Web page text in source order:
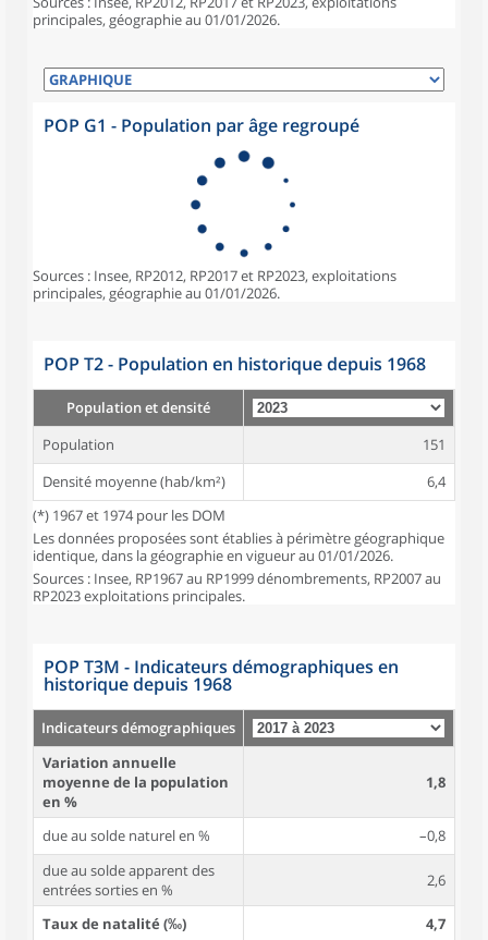
principales, géographie au 01/01/2026.
POP G1 - Population par âge regroupé
Sources : Insee, RP2012, RP2017 et RP2023, exploitations
principales, géographie au 01/01/2026.
POP T2 - Population en historique depuis 1968
Population et densité
Population
151
Densité moyenne (hab/km²)
6,4
(*) 1967 et 1974 pour les DOM
Les données proposées sont établies à périmètre géographique
identique, dans la géographie en vigueur au 01/01/2026.
Sources : Insee, RP1967 au RP1999 dénombrements, RP2007 au
RP2023 exploitations principales.
POP T3M - Indicateurs démographiques en
historique depuis 1968
Indicateurs démographiques
Variation annuelle
moyenne de la population
en %
1,8
due au solde naturel en %
–0,8
due au solde apparent des
entrées sorties en %
2,6
Taux de natalité (‰)
4,7